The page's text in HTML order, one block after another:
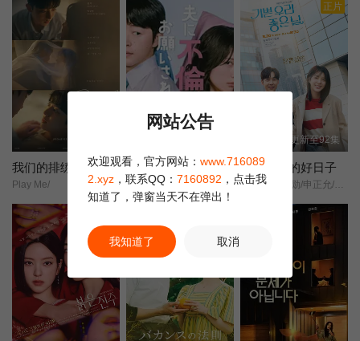
与爱情的大人童话禁断恋情悄然展开。本剧改编自黒沢明世的同名
原著漫画。
我们的排练
Play Me/
老公要求我去出轨
中村百合香/佐野玲於/山野海/叶山奖之/滨津隆之/桥本美敦子/横野堇/
正片
更新至92集
我们愉快的好日子
严贤京/尹仲勋/申正允/尹多英/金惠玉/鲜于在德/尹多勋/文喜京/李商淑/郑孝彬/李家豪/郑永琡/
网站公告
欢迎观看，官方网站： www.716089
2.xyz ，联系QQ： 7160892 ，点击我
知道了，弹窗当天不在弹出！
我知道了 取消